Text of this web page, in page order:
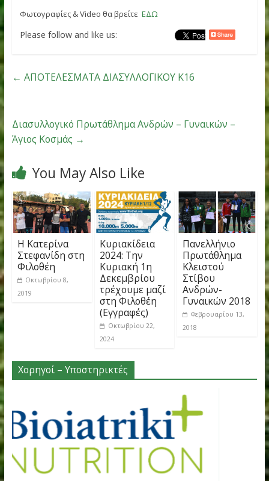
ΑΠΟΤΕΛΕΣΜΑΤΑ ΔΙΑΣΥΛΛΟΓΙΚΟΥ Κ18 – ΓΥΝΑΙΚΩΝ
Please follow and like us:
←ΑΠΟΤΕΛΕΣΜΑΤΑ ΔΙΑΣΥΛΛΟΓΙΚΟΥ Κ16
Διασυλλογικό Πρωτάθλημα Ανδρών – Γυναικών –
Άγιος Κοσμάς
You May Also Like
Η Κατερίνα
Στεφανίδη στη
Φιλοθέη
2019
Κυριακίδεια
2024: Την
Κυριακή 1η
τρέχουμε μαζί
στη Φιλοθέη
(Εγγραφές)
Οκτωβρίου 22,
Πανελλήνιο
Κλειστού
Γυναικών
Φεβρουαρίου